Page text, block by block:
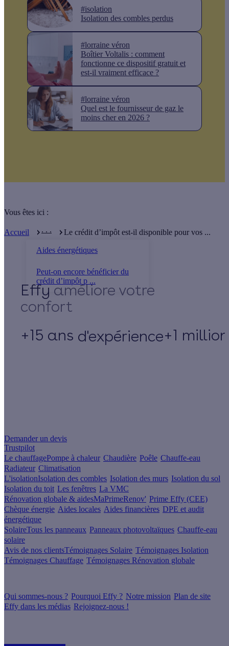
#isolation
Isolation des combles perdus
#lorraine véron
Boîtier Voltalis : comment
fonctionne ce dispositif gratuit et
est-il vraiment efficace ?
#lorraine véron
Quel est le fournisseur de gaz le
moins cher en 2026 ?
Vous êtes ici :
Accueil . . .
Aides énergétiques
Peut-on encore bénéficier du
crédit d’impôt p ...
Le crédit d’impôt est-il disponible pour vos ...
Effy
+15 ans d'expérience+1
Demander un devis
Trustpilot
Le chauffagePompe à chaleur Chaudière Poêle Chauffe-eau
Radiateur Climatisation
L'isolationIsolation des combles Isolation des murs Isolation du sol
Isolation du toit Les fenêtres La VMC
Rénovation globale & aidesMaPrimeRenov' Prime Effy (CEE)
Chèque énergie Aides locales Aides financières DPE et audit
énergétique
SolaireTous les panneaux Panneaux photovoltaïques Chauffe-eau
solaire
Avis de nos clientsTémoignages Solaire Témoignages Isolation
Témoignages Chauffage Témoignages Rénovation globale
Qui sommes-nous ? Pourquoi Effy ? Notre mission Plan de site
Effy dans les médias Rejoignez-nous !